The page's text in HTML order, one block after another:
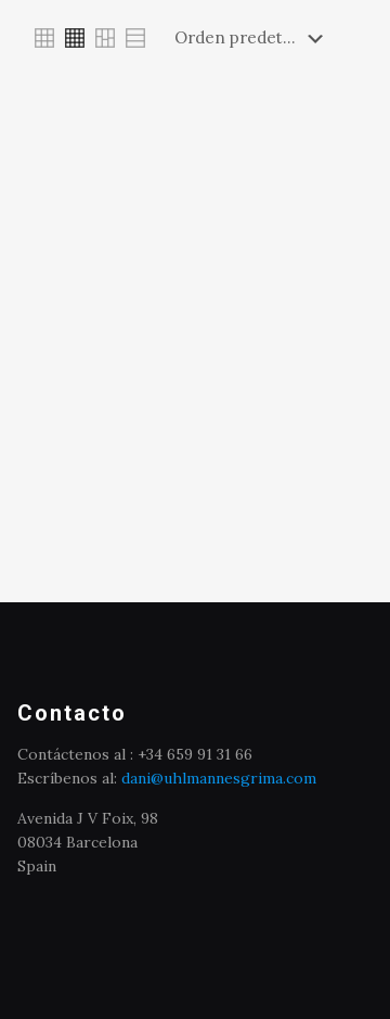
Contacto
Contáctenos al : +34 659 91 31 66
Escríbenos al: dani@uhlmannesgrima.com
Avenida J V Foix, 98
08034 Barcelona
Spain